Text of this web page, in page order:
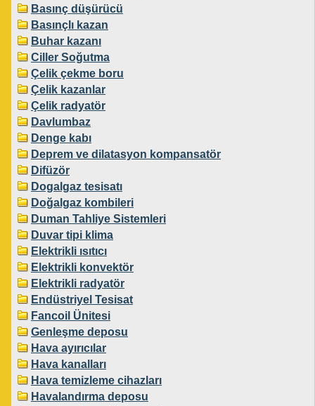
Basınç düşürücü
Basınçlı kazan
Buhar kazanı
Ciller Soğutma
Çelik çekme boru
Çelik kazanlar
Çelik radyatör
Davlumbaz
Denge kabı
Deprem ve dilatasyon kompansatör
Difüzör
Dogalgaz tesisatı
Doğalgaz kombileri
Duman Tahliye Sistemleri
Duvar tipi klima
Elektrikli ısıtıcı
Elektrikli konvektör
Elektrikli radyatör
Endüstriyel Tesisat
Fancoil Ünitesi
Genleşme deposu
Hava ayırıcılar
Hava kanalları
Hava temizleme cihazları
Havalandırma deposu